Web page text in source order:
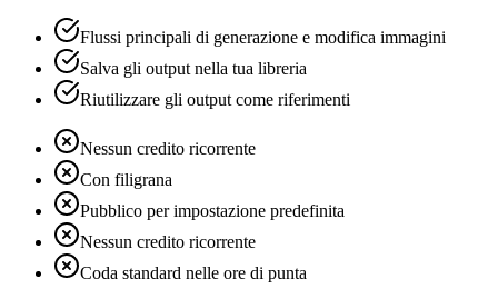
Flussi principali di generazione e modifica immagini
Salva gli output nella tua libreria
Riutilizzare gli output come riferimenti
Nessun credito ricorrente
Con filigrana
Pubblico per impostazione predefinita
Nessun credito ricorrente
Coda standard nelle ore di punta